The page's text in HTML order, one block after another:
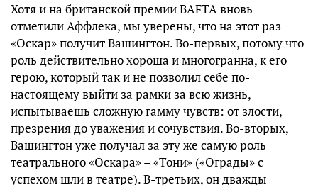
Хотя и на британской премии BAFTA вновь
отметили Аффлека, мы уверены, что на этот раз
«Оскар» получит Вашингтон. Во-первых, потому что
роль действительно хороша и многогранна, к его
герою, который так и не позволил себе по-
настоящему выйти за рамки за всю жизнь,
испытываешь сложную гамму чувств: от злости,
презрения до уважения и сочувствия. Во-вторых,
Вашингтон уже получал за эту же самую роль
театрального «Оскара» – «Тони» («Ограды» с
успехом шли в театре). В-третьих, он дважды